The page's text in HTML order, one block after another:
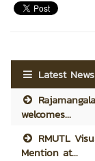
Latest News
welcomes...
RMUTL
Mention at...